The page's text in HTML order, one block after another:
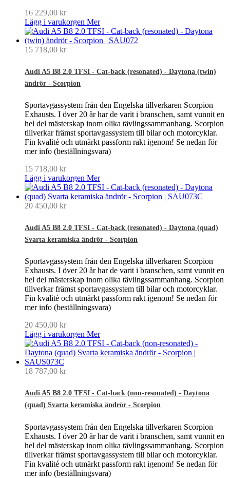
16 229,00 kr
Lägg i varukorgen Mer
15 718,00 kr
Audi A5 B8 2.0 TFSI - Cat-back (resonated) - Daytona (twin)
ändrör - Scorpion
Sportavgassystem från den Engelska tillverkaren Scorpion
Exhausts. I över 20 år har de varit i branschen, samt vunnit en
hel del mästerskap inom olika tävlingssammanhang. Scorpion
tillverkar främst sportavgassystem till bilar och motorcyklar.
Fin kvalité och utmärkt passform rakt igenom! Se nedan för
mer info (beställningsvara)
15 718,00 kr
Lägg i varukorgen Mer
20 450,00 kr
Audi A5 B8 2.0 TFSI - Cat-back (resonated) - Daytona (quad)
Svarta keramiska ändrör - Scorpion
Sportavgassystem från den Engelska tillverkaren Scorpion
Exhausts. I över 20 år har de varit i branschen, samt vunnit en
hel del mästerskap inom olika tävlingssammanhang. Scorpion
tillverkar främst sportavgassystem till bilar och motorcyklar.
Fin kvalité och utmärkt passform rakt igenom! Se nedan för
mer info (beställningsvara)
20 450,00 kr
Lägg i varukorgen Mer
18 787,00 kr
Audi A5 B8 2.0 TFSI - Cat-back (non-resonated) - Daytona
(quad) Svarta keramiska ändrör - Scorpion
Sportavgassystem från den Engelska tillverkaren Scorpion
Exhausts. I över 20 år har de varit i branschen, samt vunnit en
hel del mästerskap inom olika tävlingssammanhang. Scorpion
tillverkar främst sportavgassystem till bilar och motorcyklar.
Fin kvalité och utmärkt passform rakt igenom! Se nedan för
mer info (beställningsvara)